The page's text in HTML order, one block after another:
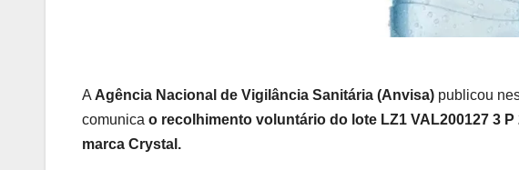
A Agência Nacional de Vigilância Sanitária (Anvisa) publicou
comunica o recolhimento voluntário do lote LZ1 VAL200127 3
marca Crystal.